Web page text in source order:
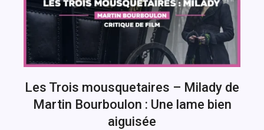
Les Trois mousquetaires – Milady de
Martin Bourboulon : Une lame bien
aiguisée